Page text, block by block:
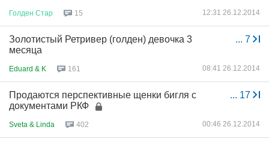
Голден Стар 15 12:31 26.12.2014
... 7
Золотистый Ретривер (голден) девочка 3
месяца
Eduard & K 161 08:41 26.12.2014
... 17
Продаются перспективные щенки бигля с
документами РКФ
Sveta & Linda 402 00:46 26.12.2014